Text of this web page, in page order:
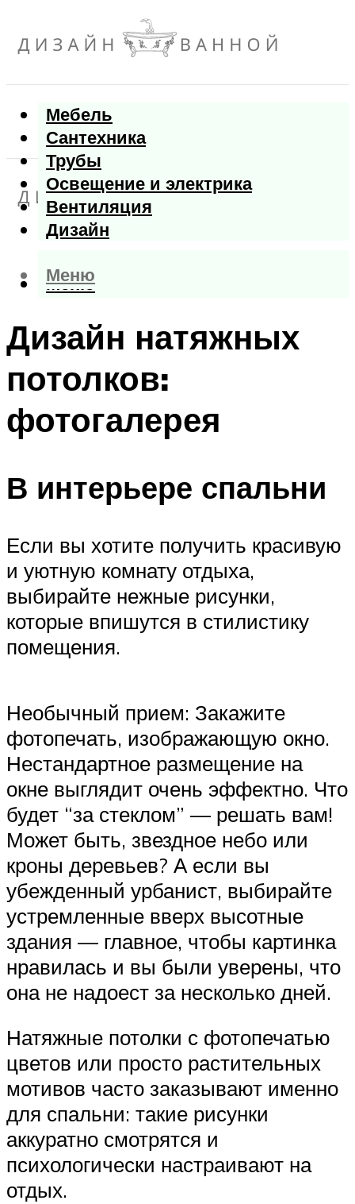
Мебель
Сантехника
Трубы
Освещение и электрика
Вентиляция
Дизайн
Меню
Меню
Дизайн натяжных
потолков:
фотогалерея
В интерьере спальни
Если вы хотите получить красивую
и уютную комнату отдыха,
выбирайте нежные рисунки,
которые впишутся в стилистику
помещения.
Необычный прием: Закажите
фотопечать, изображающую окно.
Нестандартное размещение на
окне выглядит очень эффектно. Что
будет “за стеклом” — решать вам!
Может быть, звездное небо или
кроны деревьев? А если вы
убежденный урбанист, выбирайте
устремленные вверх высотные
здания — главное, чтобы картинка
нравилась и вы были уверены, что
она не надоест за несколько дней.
Натяжные потолки с фотопечатью
цветов или просто растительных
мотивов часто заказывают именно
для спальни: такие рисунки
аккуратно смотрятся и
психологически настраивают на
отдых.